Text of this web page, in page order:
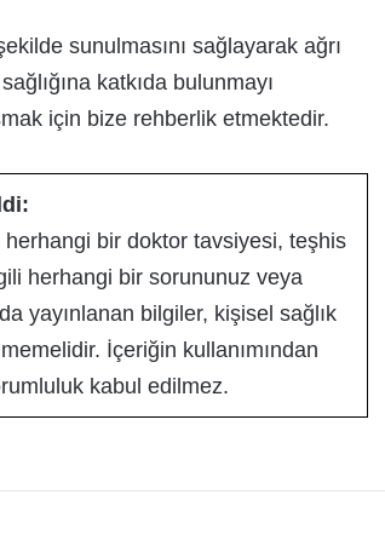
sunulmasını sağlayarak ağrı
katkıda bulunmayı
için bize rehberlik etmektedir.
herhangi bir doktor tavsiyesi, teşhis
herhangi bir sorununuz veya
yayınlanan bilgiler, kişisel sağlık
İçeriğin kullanımından
kabul edilmez.